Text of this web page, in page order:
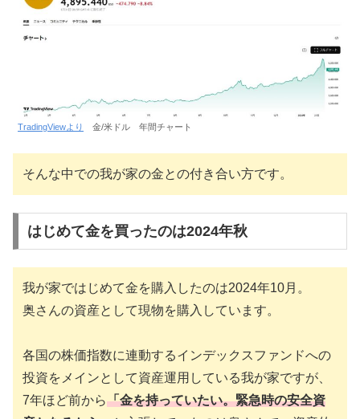
TradingViewより 金/米ドル 年間チャート
そんな中での我が家の金との付き合い方です。
はじめて金を買ったのは2024年秋
我が家ではじめて金を購入したのは2024年10月。
奥さんの資産として現物を購入しています。
各国の株価指数に連動するインデックスファンドへの
投資をメインとして資産運用している我が家ですが、
7年ほど前から「金を持っていたい。緊急時の安全資